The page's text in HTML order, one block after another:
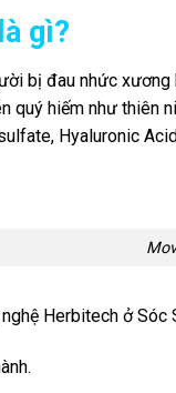
gì?
bị đau nhức xương
hiếm như thiên
Hyaluronic
Herbitech ở Sóc